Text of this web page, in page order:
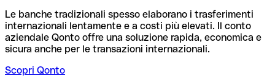
Le banche tradizionali spesso elaborano i trasferimenti
internazionali lentamente e a costi più elevati. Il conto
aziendale Qonto offre una soluzione rapida, economica e
sicura anche per le transazioni internazionali.
Scopri Qonto